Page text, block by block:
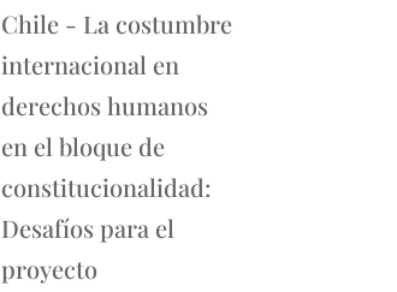
Chile - La costumbre
internacional en
derechos humanos
en el bloque de
constitucionalidad:
Desafíos para el
proyecto